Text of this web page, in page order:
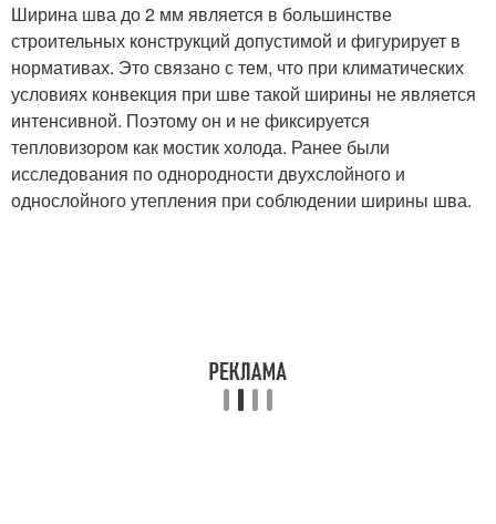
Ширина шва до 2 мм является в большинстве
строительных конструкций допустимой и фигурирует в
нормативах. Это связано с тем, что при климатических
условиях конвекция при шве такой ширины не является
интенсивной. Поэтому он и не фиксируется
тепловизором как мостик холода. Ранее были
исследования по однородности двухслойного и
однослойного утепления при соблюдении ширины шва.